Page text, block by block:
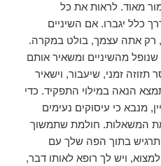
מאוד. לראות את כל
כלל יגברו. אם השיניים
רק אתה עצמך, בולט במקרה.
מהשיניים ומשאיר אותם
תזוזה זמני, שיעבור, וישאיר
הנאה במילוי התפקיד. כדי
מנבא כי עיסוקים נעימים
המשאלות. חולמת שתמשוך
בתוך הפה שלך עם
ויש לך רופא לאותו דבר,